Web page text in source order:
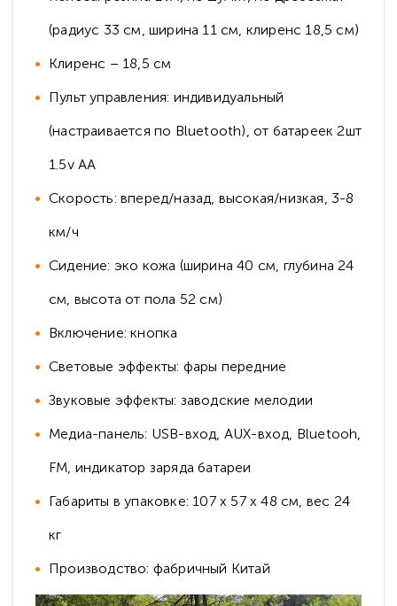
(радиус 33 см, ширина 11 см, клиренс 18,5 см)
Клиренс – 18,5 см
Пульт управления: индивидуальный
(настраивается по Bluetooth), от батареек 2шт
1.5v AA
Скорость: вперед/назад, высокая/низкая, 3-8
км/ч
Сидение: эко кожа (ширина 40 см, глубина 24
см, высота от пола 52 см)
Включение: кнопка
Световые эффекты: фары передние
Звуковые эффекты: заводские мелодии
Медиа-панель: USB-вход, AUX-вход, Bluetooh,
FM, индикатор заряда батареи
Габариты в упаковке: 107 х 57 х 48 см, вес 24
кг
Производство: фабричный Китай